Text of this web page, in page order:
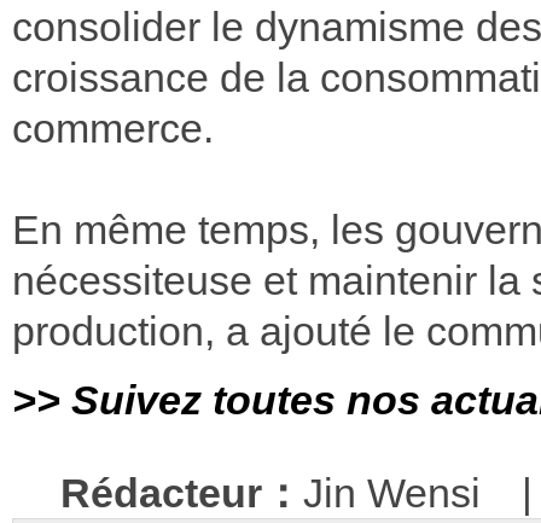
consolider le dynamisme
croissance de la
commerce.
En même temps, les
nécessiteuse et maintenir
production, a ajouté le
>> Suivez toutes nos
Rédacteur： Jin Wensi